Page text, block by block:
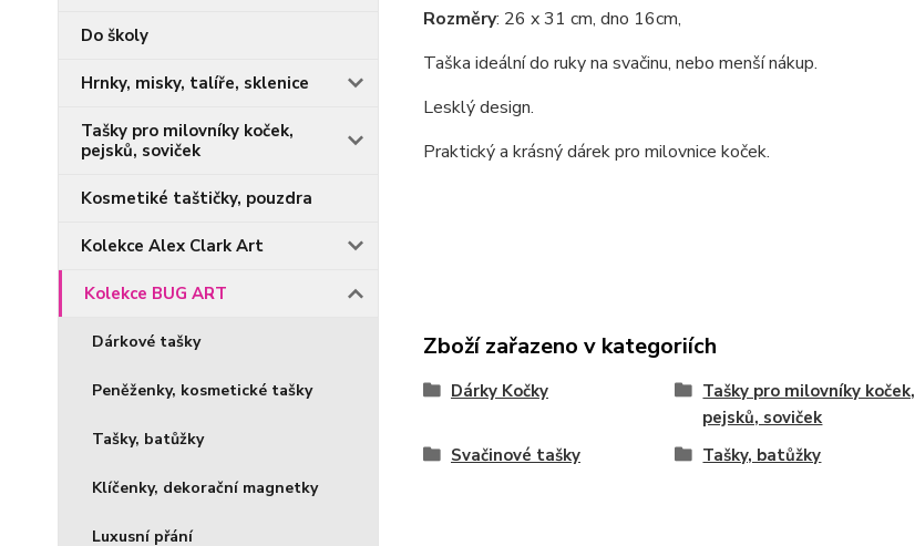
Do školy
Hrnky, misky, talíře, sklenice
Tašky pro milovníky koček,
pejsků, soviček
Kosmetiké taštičky, pouzdra
Kolekce Alex Clark Art
Kolekce BUG ART
Dárkové tašky
Peněženky, kosmetické tašky
Tašky, batůžky
Klíčenky, dekorační magnetky
Luxusní přání
Rozměry: 26 x 31 cm, dno 16cm,
Taška ideální do ruky na svačinu, nebo menší nákup.
Lesklý design.
Praktický a krásný dárek pro milovnice koček.
Zboží zařazeno v kategoriích
Dárky Kočky
Tašky pro milovníky koček,
pejsků, soviček
Svačinové tašky Tašky, batůžky